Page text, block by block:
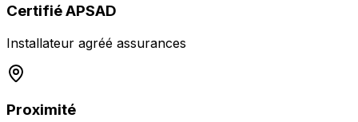
Certifié APSAD
Installateur agréé assurances
Proximité